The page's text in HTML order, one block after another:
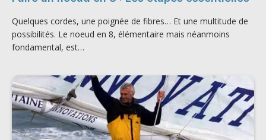
Quelques cordes, une poignée de fibres… Et une multitude de
possibilités. Le noeud en 8, élémentaire mais néanmoins
fondamental, est…